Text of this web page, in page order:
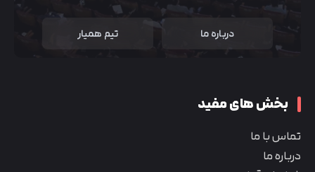
درباره ما تیم همیار
بخش های مفید
تماس با ما
درباره ما